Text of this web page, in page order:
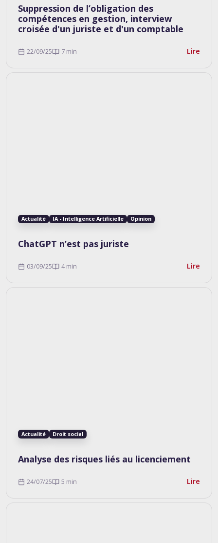
Suppression de l’obligation des
compétences en gestion, interview
croisée d'un juriste et d'un comptable
22/09/25 7 min Lire
Actualité IA - Intelligence Artificielle Opinion
ChatGPT n’est pas juriste
03/09/25 4 min Lire
Actualité Droit social
Analyse des risques liés au licenciement
24/07/25 5 min Lire